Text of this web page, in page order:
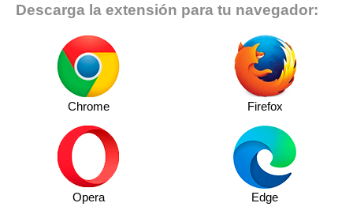
Descarga la extensión para tu navegador:
Chrome Firefox
Opera Edge